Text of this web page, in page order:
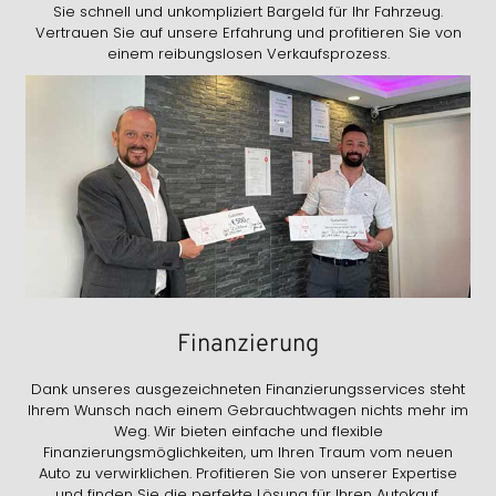
Sie schnell und unkompliziert Bargeld für Ihr Fahrzeug.
Vertrauen Sie auf unsere Erfahrung und profitieren Sie von
einem reibungslosen Verkaufsprozess.
Finanzierung
Dank unseres ausgezeichneten Finanzierungsservices steht
Ihrem Wunsch nach einem Gebrauchtwagen nichts mehr im
Weg. Wir bieten einfache und flexible
Finanzierungsmöglichkeiten, um Ihren Traum vom neuen
Auto zu verwirklichen. Profitieren Sie von unserer Expertise